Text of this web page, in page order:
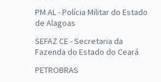
aos Cargos de Nível Médio
à vista
R$21,32
R$ 63,96 (-20%)
Comprar
PM AL - Polícia Militar do Estado
de Alagoas
SEFAZ CE - Secretaria da
Fazenda do Estado do Ceará
PETROBRAS